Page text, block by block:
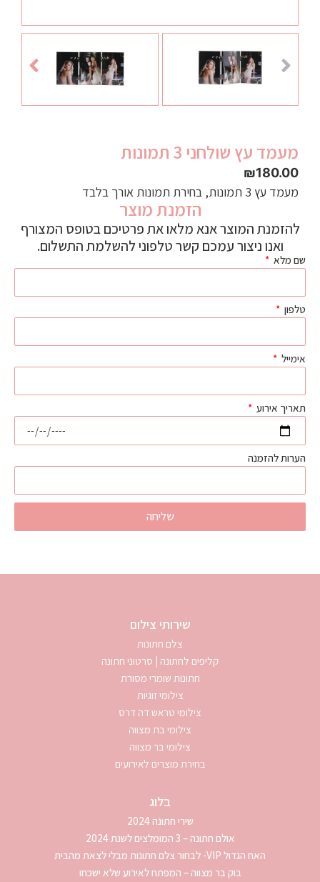
מעמד עץ שולחני 3 תמונות
₪180.00
מעמד עץ 3 תמונות, בחירת תמונות אורך בלבד
הזמנת מוצר
להזמנת המוצר אנא מלאו את פרטיכם בטופס המצורף
ואנו ניצור עמכם קשר טלפוני להשלמת התשלום.
שם מלא
טלפון
אימייל
תאריך אירוע
הערות להזמנה
שליחה
שירותי צילום
צלם חתונות
קליפים לחתונה | סרטוני חתונה
חתונות שומרי מסורת
צילומי זוגיות
צילומי טראש דה דרס
צילומי בת מצווה
צילומי בר מצווה
בחירת מוצרים לאירועים
בלוג
שירי חתונה 2024
אולם חתונה – 3 המומלצים לשנת 2024
האח הגדול VIP- לבחור צלם חתונות מבלי לצאת מהבית
בוק בר מצווה – המפתח לאירוע שלא ישכחו